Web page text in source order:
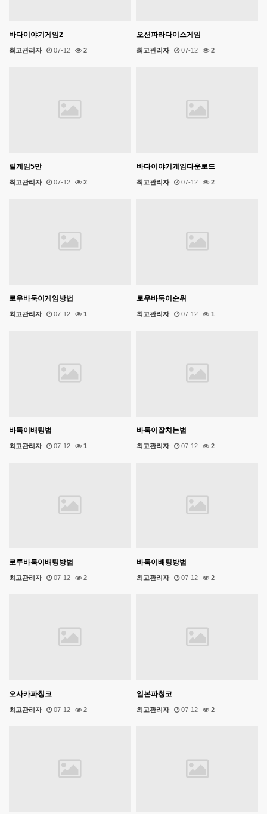
바다이야기게임2
최고관리자 07-12 2
오션파라다이스게임
최고관리자 07-12 2
릴게임5만
최고관리자 07-12 2
바다이야기게임다운로드
최고관리자 07-12 2
로우바둑이게임방법
최고관리자 07-12 1
로우바둑이순위
최고관리자 07-12 1
바둑이배팅법
최고관리자 07-12 1
바둑이잘치는법
최고관리자 07-12 2
로투바둑이배팅방법
최고관리자 07-12 2
바둑이배팅방법
최고관리자 07-12 2
오사카파칭코
최고관리자 07-12 2
일본파칭코
최고관리자 07-12 2